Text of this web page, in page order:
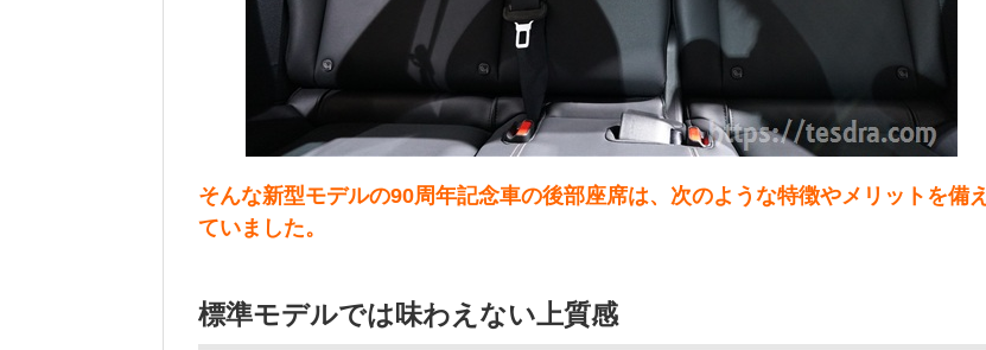
そんな新型モデルの90周年記念車の後部座席は、次のような特徴やメリットを備え
ていました。
標準モデルでは味わえない上質感